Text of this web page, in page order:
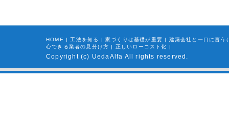
HOME | 工法を知る | 家づくりは基礎が重要 |
建築会社と一口に言う
心できる業者の見分け方 | 正しいローコスト化 |
Copyright (c) UedaAlfa All rights reserved.